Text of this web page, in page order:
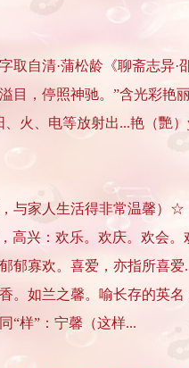
取自清·蒲松龄《聊斋志异·
目，停照神驰。”含光彩艳
火、电等放射出...艳（艷）
，与家人生活得非常温馨
，高兴：欢乐。欢庆。欢会。
郁寡欢。喜爱，亦指所喜爱
。如兰之馨。喻长存的英名
“样”：宁馨（这样...